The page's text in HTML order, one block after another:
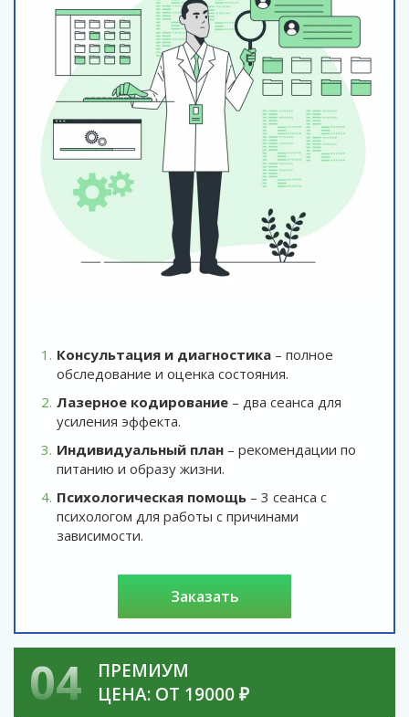
Консультация и диагностика – полное
обследование и оценка состояния.
Лазерное кодирование – два сеанса для
усиления эффекта.
Индивидуальный план – рекомендации по
питанию и образу жизни.
Психологическая помощь – 3 сеанса с
психологом для работы с причинами
зависимости.
заказать
04
ПРЕМИУМ
ЦЕНА: ОТ 19000 ₽